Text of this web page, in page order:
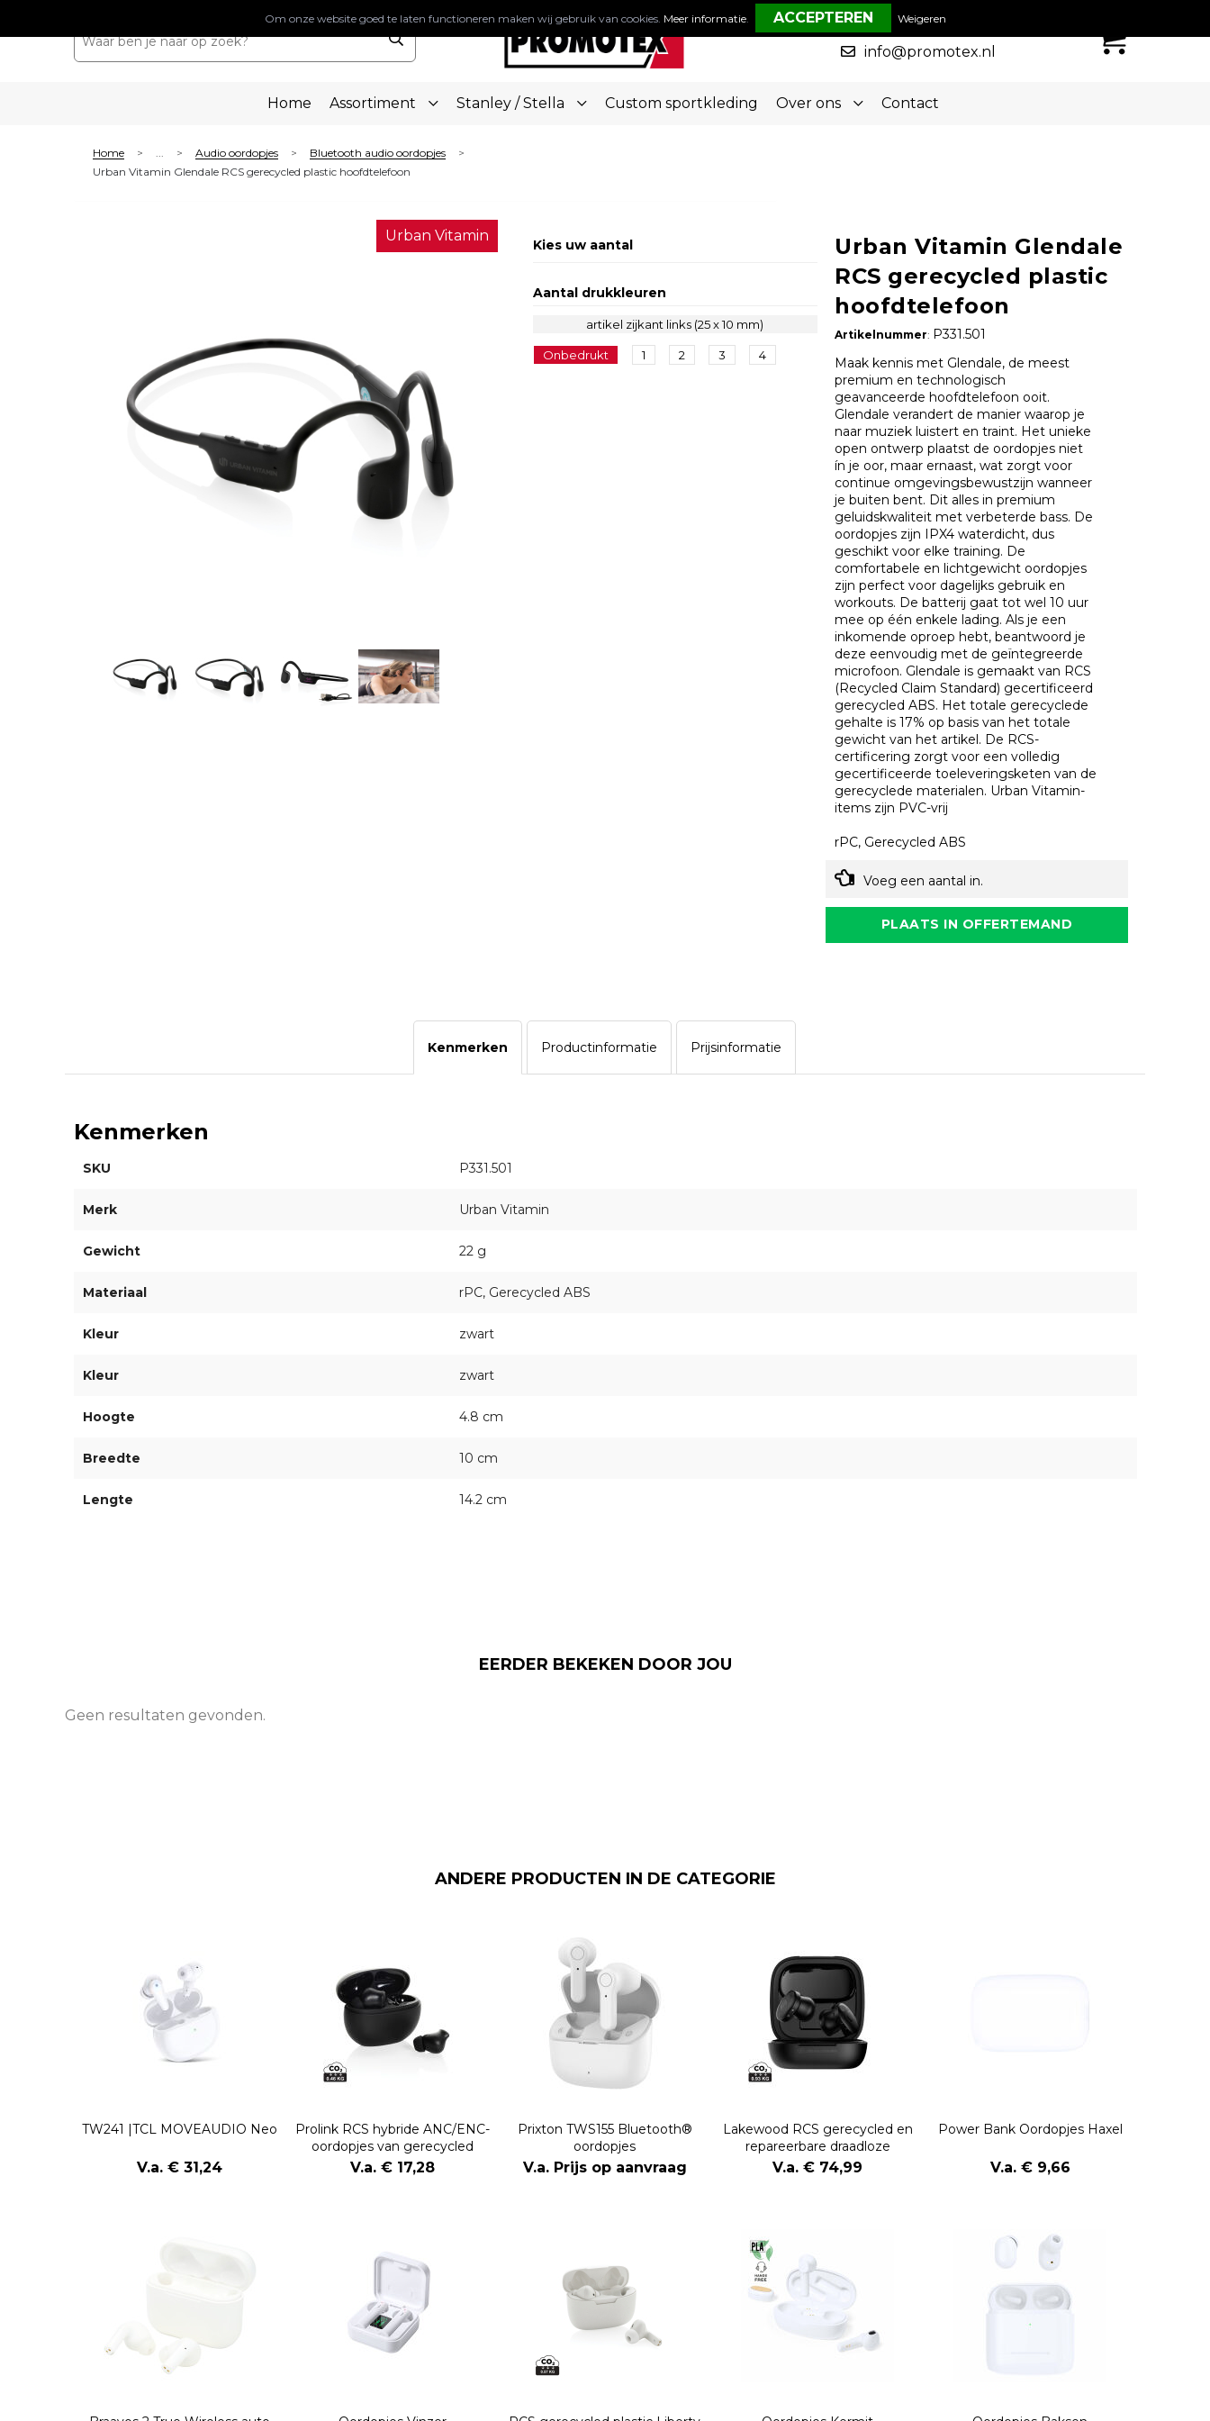
050-5773636
info@promotex.nl
Home Assortiment Stanley / Stella Custom sportkleding Over ons Contact
Home > ... > Audio oordopjes > Bluetooth audio oordopjes >
Urban Vitamin Glendale RCS gerecycled plastic hoofdtelefoon
Urban Vitamin
Kies uw aantal
Aantal drukkleuren
artikel zijkant links (25 x 10 mm)
Onbedrukt 1 2 3 4
Urban Vitamin Glendale
RCS gerecycled plastic
hoofdtelefoon
Artikelnummer: P331.501
Maak kennis met Glendale, de meest
premium en technologisch
geavanceerde hoofdtelefoon ooit.
Glendale verandert de manier waarop je
naar muziek luistert en traint. Het unieke
open ontwerp plaatst de oordopjes niet
ín je oor, maar ernaast, wat zorgt voor
continue omgevingsbewustzijn wanneer
je buiten bent. Dit alles in premium
geluidskwaliteit met verbeterde bass. De
oordopjes zijn IPX4 waterdicht, dus
geschikt voor elke training. De
comfortabele en lichtgewicht oordopjes
zijn perfect voor dagelijks gebruik en
workouts. De batterij gaat tot wel 10 uur
mee op één enkele lading. Als je een
inkomende oproep hebt, beantwoord je
deze eenvoudig met de geïntegreerde
microfoon. Glendale is gemaakt van RCS
(Recycled Claim Standard) gecertificeerd
gerecycled ABS. Het totale gerecyclede
gehalte is 17% op basis van het totale
gewicht van het artikel. De RCS-
certificering zorgt voor een volledig
gecertificeerde toeleveringsketen van de
gerecyclede materialen. Urban Vitamin-
items zijn PVC-vrij
rPC, Gerecycled ABS
Voeg een aantal in.
PLAATS IN OFFERTEMAND
Kenmerken Productinformatie Prijsinformatie
Kenmerken
SKU P331.501
Merk Urban Vitamin
Gewicht 22 g
Materiaal rPC, Gerecycled ABS
Kleur zwart
Kleur zwart
Hoogte 4.8 cm
Breedte 10 cm
Lengte 14.2 cm
EERDER BEKEKEN DOOR JOU
Geen resultaten gevonden.
ANDERE PRODUCTEN IN DE CATEGORIE
TW241 |TCL MOVEAUDIO Neo
V.a. € 31,24
Prolink RCS hybride ANC/ENC-
oordopjes van gerecycled
plastic
V.a. € 17,28
Prixton TWS155 Bluetooth®
oordopjes
V.a. Prijs op aanvraag
Lakewood RCS gerecycled en
repareerbare draadloze
oordopjes
V.a. € 74,99
Power Bank Oordopjes Haxel
V.a. € 9,66
Om onze website goed te laten functioneren maken wij gebruik van cookies. Meer informatie. Weigeren